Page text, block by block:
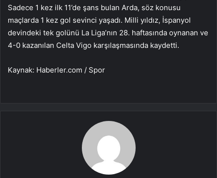
Sadece 1 kez ilk 11’de şans bulan Arda, söz konusu
maçlarda 1 kez gol sevinci yaşadı. Milli yıldız, İspanyol
devindeki tek golünü La Liga’nın 28. haftasında oynanan ve
4-0 kazanılan Celta Vigo karşılaşmasında kaydetti.
Kaynak: Haberler.com / Spor